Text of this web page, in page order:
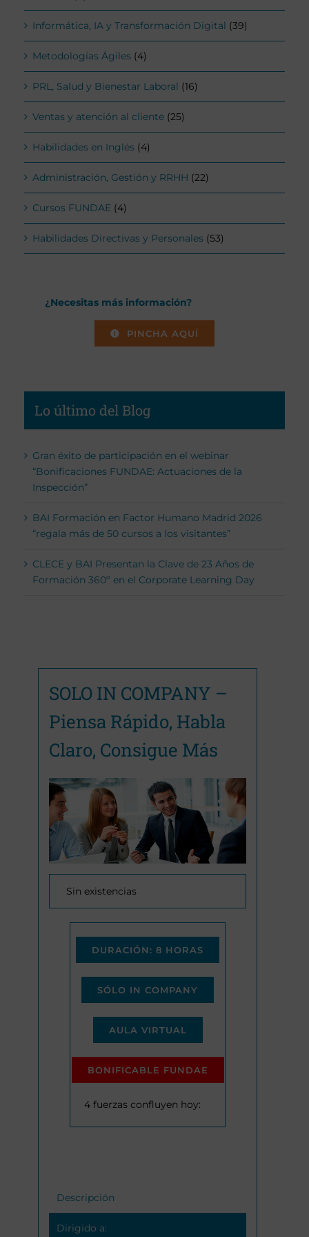
SOLO IN COMPANY –
Piensa Rápido, Habla
Claro, Consigue Más
Sin existencias
DURACIÓN: 8 HORAS
SÓLO IN COMPANY
AULA VIRTUAL
BONIFICABLE FUNDAE
4 fuerzas confluyen hoy:
Descripción
Dirigido a:
Informática, IA y Transformación Digital (39)
Metodologías Ágiles (4)
PRL, Salud y Bienestar Laboral (16)
Ventas y atención al cliente (25)
Habilidades en Inglés (4)
Administración, Gestión y RRHH (22)
Cursos FUNDAE (4)
Habilidades Directivas y Personales (53)
¿Necesitas más información?
PINCHA AQUÍ
Lo último del Blog
Gran éxito de participación en el webinar
“Bonificaciones FUNDAE: Actuaciones de la
Inspección”
BAI Formación en Factor Humano Madrid 2026
“regala más de 50 cursos a los visitantes”
CLECE y BAI Presentan la Clave de 23 Años de
Formación 360º en el Corporate Learning Day